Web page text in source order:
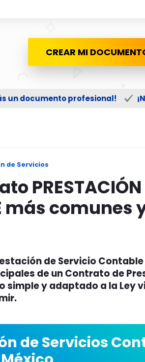
CREAR MI
un documento profesional!
de Servicios
PRESTACIÓN
más comunes
de Servicio Contable
de un Contrato de
simple y adaptado a la Ley
de Servicios